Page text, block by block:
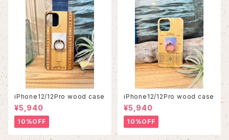
iPhone12/12Pro wood case
¥5,940
10%OFF
iPhone12/12Pro wood case
¥5,940
10%OFF